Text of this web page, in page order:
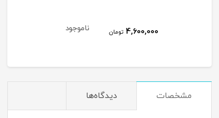
4,600,000 تومان ناموجود
مشخصات دیدگاه‌ها